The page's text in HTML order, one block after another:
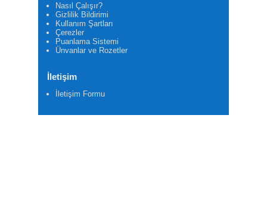
Nasıl Çalışır?
Gizlilik Bildirimi
Kullanım Şartları
Çerezler
Puanlama Sistemi
Ünvanlar ve Rozetler
İletişim
İletişim Formu